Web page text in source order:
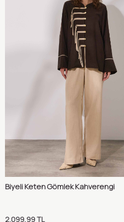
Sepete Ekle Karşılaştır
Biyeli Keten Gömlek Kahverengi
2.099,99TL